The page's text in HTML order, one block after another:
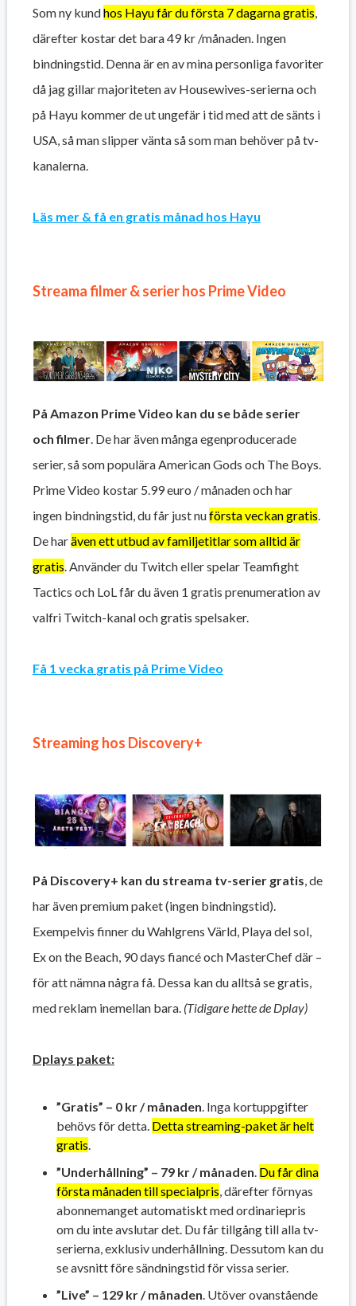
Som ny kundhos Hayu får du första 7 dagarna gratis,
därefter kostar det bara 49 kr /månaden. Ingen
bindningstid. Denna är en av mina personliga favoriter
då jag gillar majoriteten av Housewives-serierna och
på Hayu kommer de ut ungefär i tid med att de sänts i
USA, så man slipper vänta så som man behöver på tv-
kanalerna.
Läs mer & få en gratis månad hos Hayu
Streama filmer & serier hos Prime Video
På Amazon Prime Video kan du se både serier
och filmer. De har även många egenproducerade
serier, så som populära American Gods och The Boys.
Prime Video kostar 5.99 euro / månaden och har
ingen bindningstid, du får just nuförsta veckan gratis.
De haräven ett utbud av familjetitlar som alltid är
gratis. Använder du Twitch eller spelar Teamfight
Tactics och LoL får du även 1 gratis prenumeration av
valfri Twitch-kanal och gratis spelsaker.
Få 1 vecka gratis på Prime Video
Streaming hos Discovery+
På Discovery+ kan du streama tv-serier gratis, de
har även premium paket (ingen bindningstid).
Exempelvis finner du Wahlgrens Värld, Playa del sol,
Ex on the Beach, 90 days fiancé och MasterChef där –
för att nämna några få. Dessa kan du alltså se gratis,
med reklam inemellan bara. (Tidigare hette de Dplay)
Dplays paket:
”Gratis” – 0 kr / månaden. Inga kortuppgifter
behövs för detta. Detta streaming-paket är helt
gratis.
”Underhållning” – 79 kr / månaden. Du får dina
första månaden till specialpris, därefter förnyas
abonnemanget automatiskt med ordinariepris
om du inte avslutar det. Du får tillgång till alla tv-
serierna, exklusiv underhållning. Dessutom kan du
se avsnitt före sändningstid för vissa serier.
”Live” – 129 kr / månaden. Utöver ovanstående